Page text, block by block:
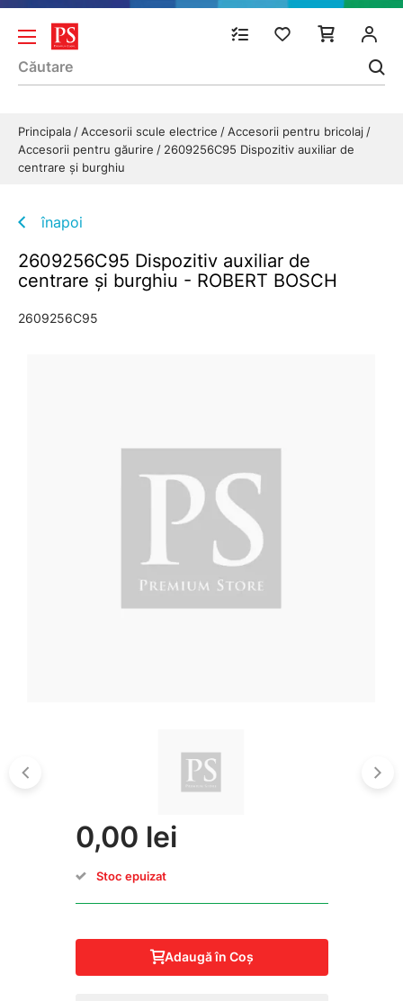
Principala Accesorii scule electrice
Accesorii pentru bricolaj
Accesorii pentru găurire
2609256C95 Dispozitiv auxiliar de
centrare și burghiu
înapoi
2609256C95 Dispozitiv auxiliar de
centrare și burghiu - ROBERT BOSCH
2609256C95
0,00 lei
Stoc epuizat
Adaugă în Coş